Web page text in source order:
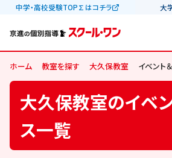
中学・高校受験TOP∑はコチラ 大
ホーム 教室を探す 大久保教室 イベント
大久保教室のイベン
ス一覧